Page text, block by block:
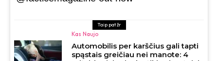
Taip pat žr
Kas Naujo
Automobilis per karščius gali tapti
spąstais greičiau nei manote: 4